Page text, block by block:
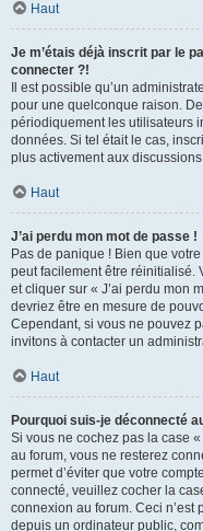
Haut
Je m’étais déjà inscrit par le
connecter ?!
Il est possible qu’un
pour une quelconque raison.
périodiquement les utilisateurs
données. Si tel était le cas,
plus activement aux
Haut
J’ai perdu mon mot de passe !
Pas de panique ! Bien que
peut facilement être réinitialisé.
et cliquer sur « J’ai perdu mon
devriez être en mesure de
Cependant, si vous ne pouvez
invitons à contacter un
Haut
Pourquoi suis-je déconnecté
Si vous ne cochez pas la case
au forum, vous ne resterez
permet d’éviter que votre
connecté, veuillez cocher la
connexion au forum. Ceci n’est
depuis un ordinateur public,